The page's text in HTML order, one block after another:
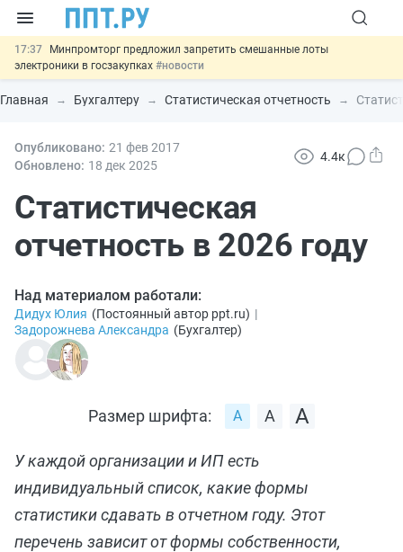
17:37
Минпромторг предложил запретить смешанные лоты
электроники в госзакупках #новости
17:13 Подписан указ об отмене спецрежима для вкладов физлиц из
недружественных стран
#новости
15:51 МВД запускает автоматическое аннулирование патента
иностранцев за неуплату НДФЛ
банковской гарантией
Главная Бухгалтеру Статистическая отчетность
Опубликовано: 21 фев2017
Обновлено: 18 дек 2025
4.4к
Статистическая
отчетность в 2026 году
Над материалом работали:
Дидух Юлия (Постоянный автор ppt.ru) |
Задорожнева Александра (Бухгалтер)
Размер шрифта:
У каждой организации и ИП есть
индивидуальный список, какие формы
статистики сдавать в отчетном году. Этот
перечень зависит от формы собственности,